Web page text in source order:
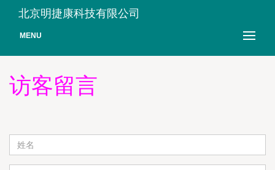
北京明捷康科技有限公司
MENU
访客留言